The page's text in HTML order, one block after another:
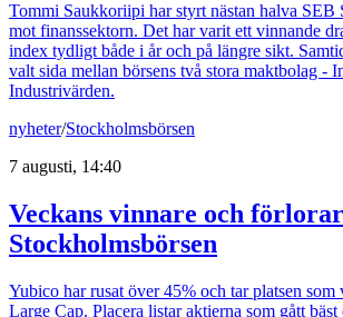
Tommi Saukkoriipi har styrt nästan halva SEB
mot finanssektorn. Det har varit ett vinnande
index tydligt både i år och på längre sikt.
valt sida mellan börsens två stora maktbolag -
Industrivärden.
nyheter/Stockholmsbörsen
7 augusti, 14:40
Veckans vinnare och
Stockholmsbörsen
Yubico har rusat över 45% och tar platsen som
Large Cap. Placera listar aktierna som gått